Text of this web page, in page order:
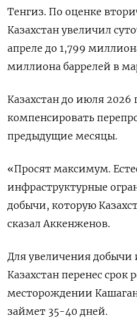
Тенгиз. По оценке
Казахстан увеличил
апреле до 1,799
миллиона баррелей в
Казахстан до июля 2026
компенсировать
предыдущие месяцы.
«Просят максимум.
инфраструктурные
добычи, которую
сказал Аккенженов.
Для увеличения добычи
Казахстан перенес
месторождении
займет 35-40 ‌дней.